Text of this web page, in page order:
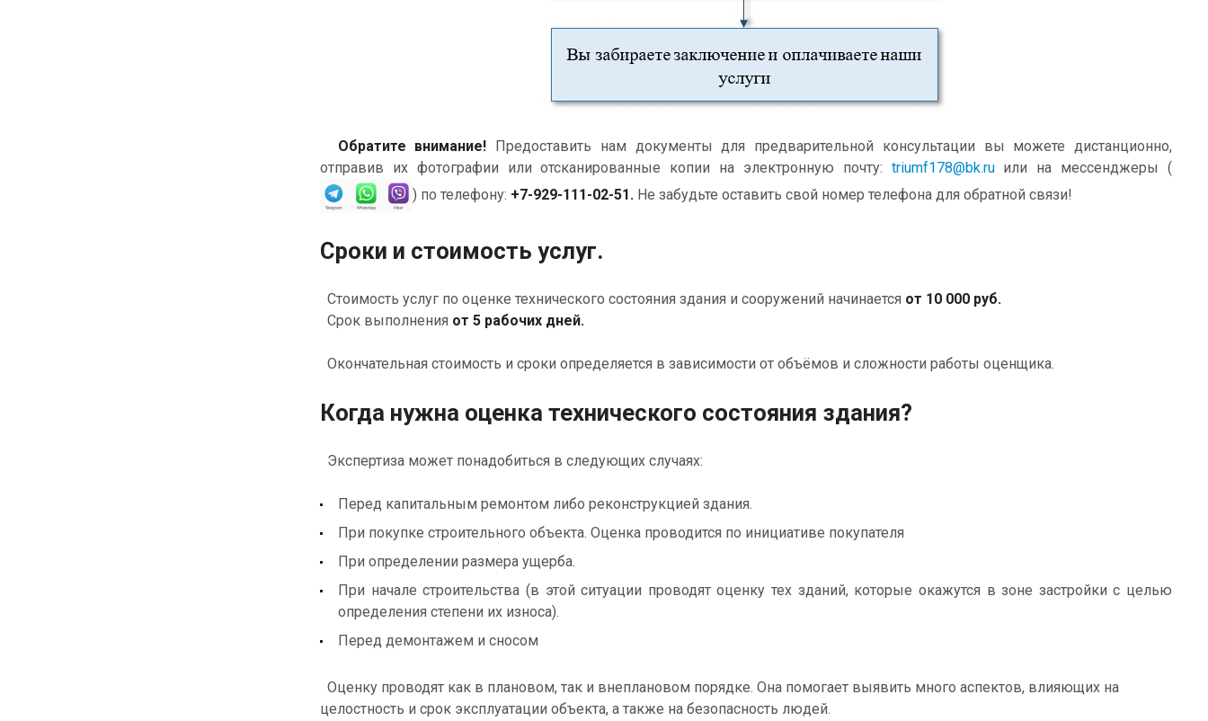
Обратите внимание! Предоставить нам документы для предварительной консультации вы можете дистанционно,
отправив их фотографии или отсканированные копии на электронную почту: triumf178@bk.ruили на мессенджеры (
) по телефону: +7-929-111-02-51. Не забудьте оставить свой номер телефона для обратной связи!
Сроки и стоимость услуг.
Стоимость услуг по оценке технического состояния здания и сооружений начинается от 10 000 руб.
Срок выполнения от 5 рабочих дней.
Окончательная стоимость и сроки определяется в зависимости от объёмов и сложности работы оценщика.
Когда нужна оценка технического состояния здания?
Экспертиза может понадобиться в следующих случаях:
Перед капитальным ремонтом либо реконструкцией здания.
При покупке строительного объекта. Оценка проводится по инициативе покупателя
При определении размера ущерба.
При начале строительства (в этой ситуации проводят оценку тех зданий, которые окажутся в зоне застройки с целью
определения степени их износа).
Перед демонтажем и сносом
Оценку проводят как в плановом, так и внеплановом порядке. Она помогает выявить много аспектов, влияющих на
целостность и срок эксплуатации объекта, а также на безопасность людей.